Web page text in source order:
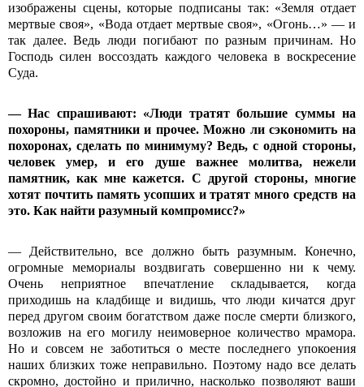
изображены сцены, которые подписаны так: «Земля отдает
мертвые своя», «Вода отдает мертвые своя», «Огонь…» — и
так далее. Ведь люди погибают по разным причинам. Но
Господь силен воссоздать каждого человека в воскресение
Суда.
— Нас спрашивают: «Люди тратят большие суммы на
похороны, памятники и прочее. Можно ли сэкономить на
похоронах, сделать по минимуму? Ведь, с одной стороны,
человек умер, и его душе важнее молитва, нежели
памятник, как мне кажется. С другой стороны, многие
хотят почтить память усопших и тратят много средств на
это. Как найти разумный компромисс?»
— Действительно, все должно быть разумным. Конечно,
огромные мемориалы воздвигать совершенно ни к чему.
Очень неприятное впечатление складывается, когда
приходишь на кладбище и видишь, что люди кичатся друг
перед другом своим богатством даже после смерти близкого,
возложив на его могилу неимоверное количество мрамора.
Но и совсем не заботиться о месте последнего упокоения
наших близких тоже неправильно. Поэтому надо все делать
скромно, достойно и прилично, насколько позволяют ваши